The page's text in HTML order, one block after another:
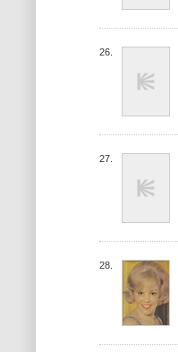
26.
27.
28.